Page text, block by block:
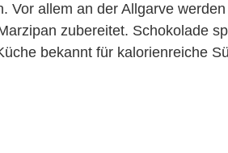
Vor allem an der Allgarve
zubereitet. Schokolade
bekannt für kalorienreiche